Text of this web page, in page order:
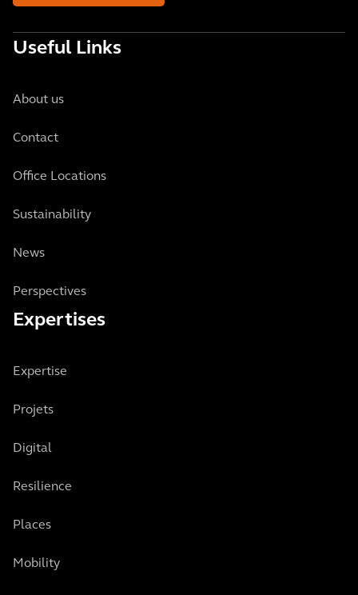
Useful Links
About us
Contact
Office Locations
Sustainability
News
Perspectives
Expertises
Expertise
Projets
Digital
Resilience
Places
Mobility